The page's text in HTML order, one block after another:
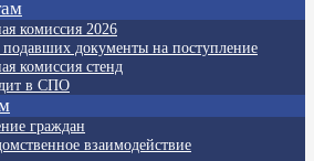
комиссия 2026
документы на поступление
комиссия стенд
в СПО
граждан
взаимодействие